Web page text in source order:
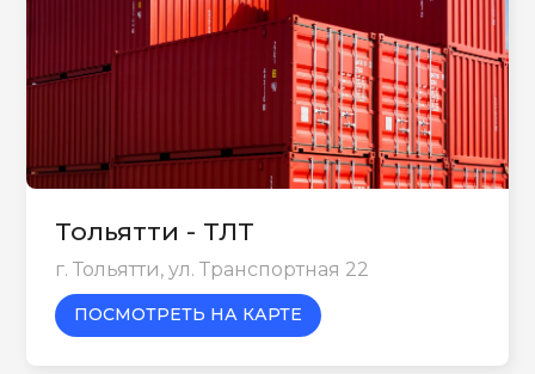
Тольятти - ТЛТ
г. Тольятти, ул. Транспортная 22
ПОСМОТРЕТЬ НА КАРТЕ